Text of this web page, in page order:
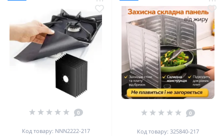
0
Код товару: NNN2222-217
0
Код товару: 325840-217